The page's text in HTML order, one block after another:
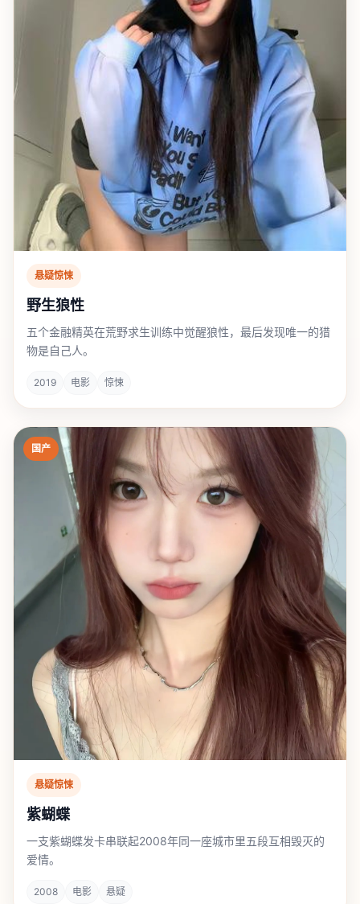
悬疑惊悚
野生狼性
五个金融精英在荒野求生训练中觉醒狼性，最后发现唯一的猎
物是自己人。
2019 电影 惊悚
国产
悬疑惊悚
紫蝴蝶
一支紫蝴蝶发卡串联起2008年同一座城市里五段互相毁灭的
爱情。
2008 电影 悬疑